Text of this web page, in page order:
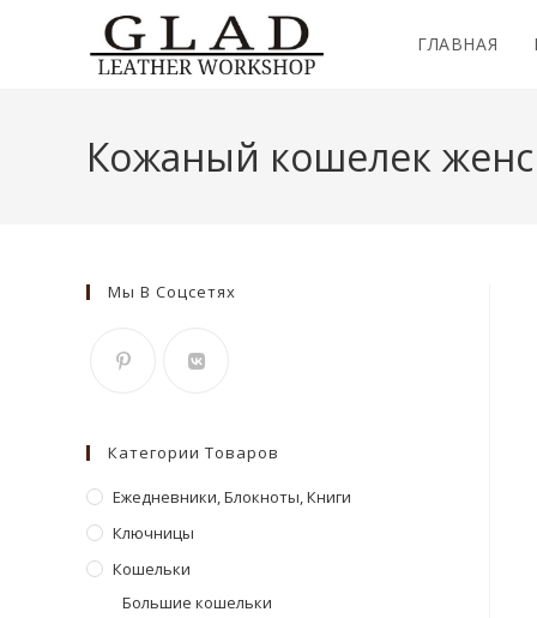
содержимому
ГЛАВНАЯ
Кожаный кошелек
Мы В Соцсетях
новой
вкладке
новой
вкладке
Категории Товаров
Ежедневники, Блокноты, Книги
Ключницы
Кошельки
Большие кошельки